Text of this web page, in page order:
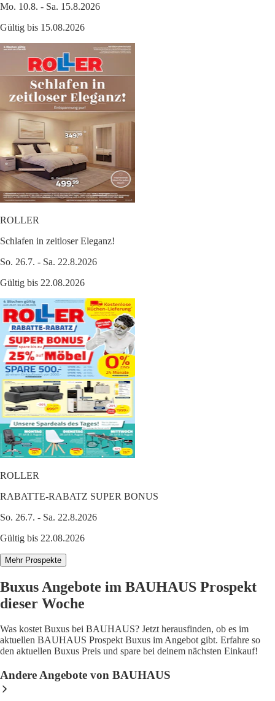
Mo. 10.8. - Sa. 15.8.2026
Gültig bis 15.08.2026
ROLLER
Schlafen in zeitloser Eleganz!
So. 26.7. - Sa. 22.8.2026
Gültig bis 22.08.2026
ROLLER
RABATTE-RABATZ SUPER BONUS
So. 26.7. - Sa. 22.8.2026
Gültig bis 22.08.2026
Mehr Prospekte
Buxus Angebote im BAUHAUS Prospekt
dieser Woche
Was kostet Buxus bei BAUHAUS? Jetzt herausfinden, ob es im
aktuellen BAUHAUS Prospekt Buxus im Angebot gibt. Erfahre so
den aktuellen Buxus Preis und spare bei deinem nächsten Einkauf!
Andere Angebote von BAUHAUS